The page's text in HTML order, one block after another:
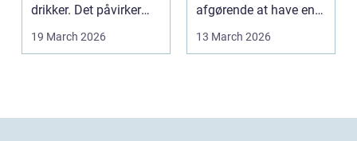
drikker. Det påvirker
også familie, arbej...
19 March 2026
afgørende at have en
pålidel...
13 March 2026